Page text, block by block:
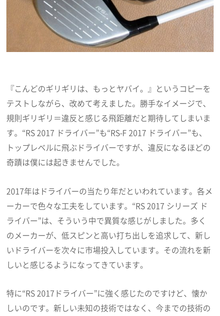
『こんどのギリギリは、もっとヤバイ。』というコピーを
テストしながら、改めて考えました。勝手なイメージで、
規則ギリギリ＝違反と感じる飛距離だと期待してしまいま
す。“RS 2017 ドライバー”も“RS-F 2017 ドライバー”も、
トップレベルに飛ぶドライバーですが、違反になるほどの
奇蹟は僕には起きませんでした。
2017年はドライバーの当たり年だといわれています。各メ
ーカーで色々な工夫をしています。“RS 2017 シリーズ ド
ライバー”は、そういう中で異質な感じがしました。多く
のメーカーが、低スピンと高い打ち出しを追求して、新し
いドライバーを次々に市場投入しています。その流れを新
しいと感じるようになってきています。
特に“RS 2017ドライバー”に強く感じたのですけど、懐か
しいのです。新しい未知の技術ではなく、今までの技術の